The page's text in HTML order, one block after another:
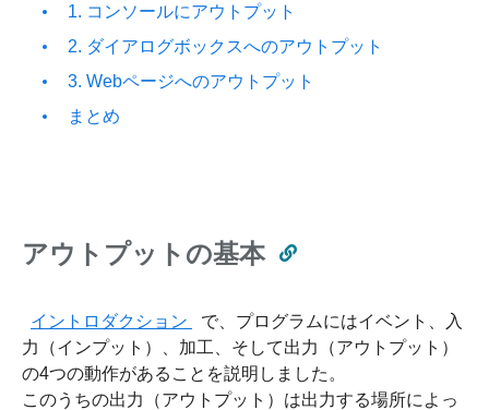
1. コンソールにアウトプット
2. ダイアログボックスへのアウトプット
3. Webページへのアウトプット
まとめ
アウトプットの基本
イントロダクション
で、プログラムにはイベント、入
力（インプット）、加工、そして出力（アウトプット）
の4つの動作があることを説明しました。
このうちの出力（アウトプット）は出力する場所によっ